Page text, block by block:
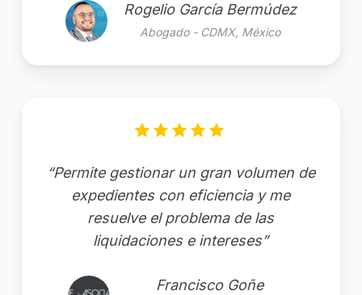
Rogelio García Bermúdez
Abogado - CDMX, México
“Permite gestionar un gran volumen de
expedientes con eficiencia y me
resuelve el problema de las
liquidaciones e intereses”
Francisco Goñe